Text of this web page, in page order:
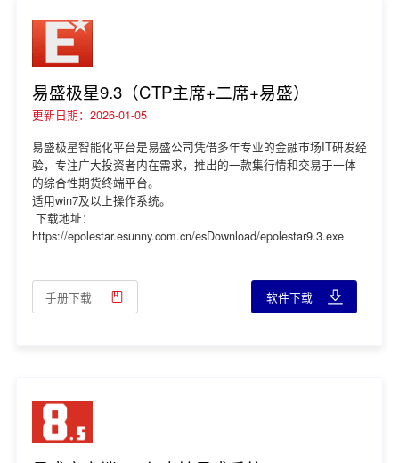
易盛极星9.3（CTP主席+二席+易盛）
更新日期：2026-01-05
易盛极星智能化平台是易盛公司凭借多年专业的金融市场IT研发经
验，专注广大投资者内在需求，推出的一款集行情和交易于一体
的综合性期货终端平台。
适用win7及以上操作系统。
下载地址：
https://epolestar.esunny.com.cn/esDownload/epolestar9.3.exe
手册下载 软件下载